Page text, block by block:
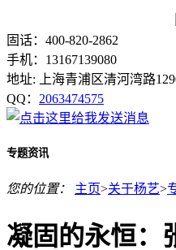
固话：400-820-2862
手机：13167139080
地址: 上海青浦区清河湾路
QQ： 2063474575
专题资讯
您的位置： 主页>关于杨艺>
凝固的永恒：